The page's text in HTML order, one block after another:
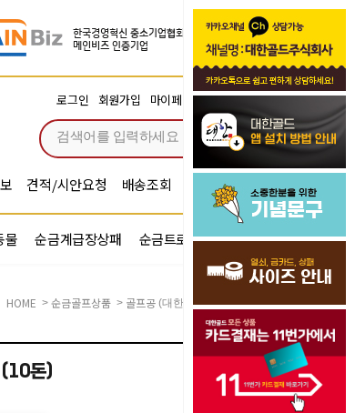
로그인 회원가입 마이페이지 주문조회 장바구니 0
견적/시안요청 배송조회 시안확인 기념문구예문
물 순금계급장상패 순금트로피 순금기업반지
HOME > 순금골프상품 > 골프공 (대한골드)순금골프공 37.5g(10돈)
돈)